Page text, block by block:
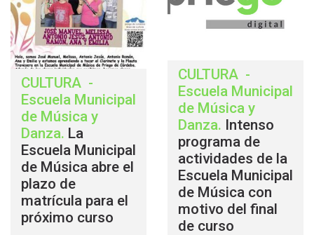
CULTURA -
Escuela Municipal
de Música y
Danza. La
Escuela Municipal
de Música abre el
plazo de
matrícula para el
próximo curso
CULTURA -
Escuela Municipal
de Música y
Danza. Intenso
programa de
actividades de la
Escuela Municipal
de Música con
motivo del final
de curso